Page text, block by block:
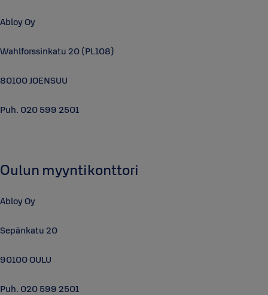
Abloy Oy
Wahlforssinkatu 20 (PL108)
80100 JOENSUU
Puh. 020 599 2501
Oulun myyntikonttori
Abloy Oy
Sepänkatu 20
90100 OULU
Puh. 020 599 2501